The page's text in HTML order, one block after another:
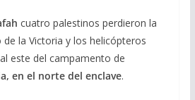
cuatro palestinos perdieron la
de la Victoria y los helicópteros
este del campamento de
en el norte del enclave.